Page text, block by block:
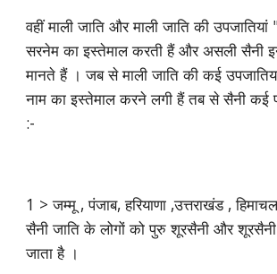
वहीं माली जाति और माली जाति की
सरनेम का इस्तेमाल करती हैं और असली सैनी
मानते हैं । जब से माली जाति की कई
नाम का इस्तेमाल करने लगी हैं तब से सैनी कई
:-
1 > जम्मू , पंजाब, हरियाणा ,उत्तराखंड ,
सैनी जाति के लोगों को पुरु शूरसैनी और
जाता है ।